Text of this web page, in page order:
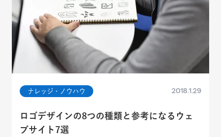
ナレッジ・ノウハウ 2018.1.29
ロゴデザインの8つの種類と参考になるウェ
ブサイト7選